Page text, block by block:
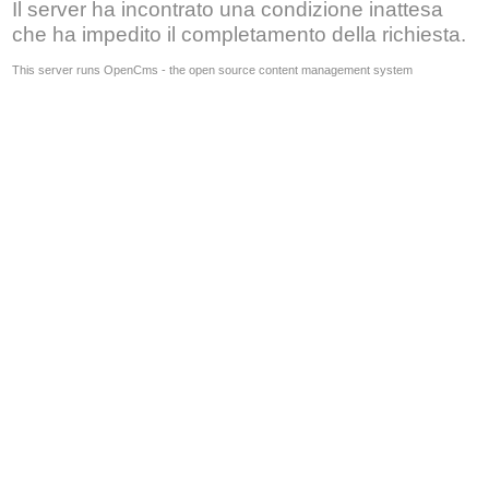
Il server ha incontrato una condizione inattesa
che ha impedito il completamento della richiesta.
This server runs OpenCms - the open source content management system